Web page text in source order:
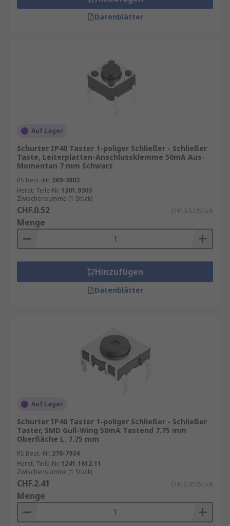
Datenblätter
Auf Lager
Schurter IP40 Taster 1-poliger Schließer - Schließer
Taste, Leiterplatten-Anschlussklemme 50mA Aus-
Momentan 7 mm Schwarz
RS Best.-Nr. 269-3802
Herst. Teile-Nr. 1301.9303
Zwischensumme (1 Stück)
CHF.0.52 CHF.0.52/Stück
Menge
Hinzufügen
Datenblätter
Auf Lager
Schurter IP40 Taster 1-poliger Schließer - Schließer
Taster, SMD Gull-Wing 50mA Tastend 7.75 mm
Oberfläche L. 7.75 mm
RS Best.-Nr. 270-7934
Herst. Teile-Nr. 1241.1612.11
Zwischensumme (1 Stück)
CHF.2.41 CHF.2.41/Stück
Menge